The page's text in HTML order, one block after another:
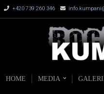
+420 739 260 346
HOME MEDIA